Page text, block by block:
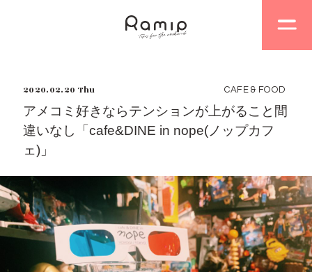
アメコミ好きならテンションが上がること間
違いなし「cafe&DINE in nope(ノップカフ
ェ)」
2020.02.20 Thu CAFE & FOOD